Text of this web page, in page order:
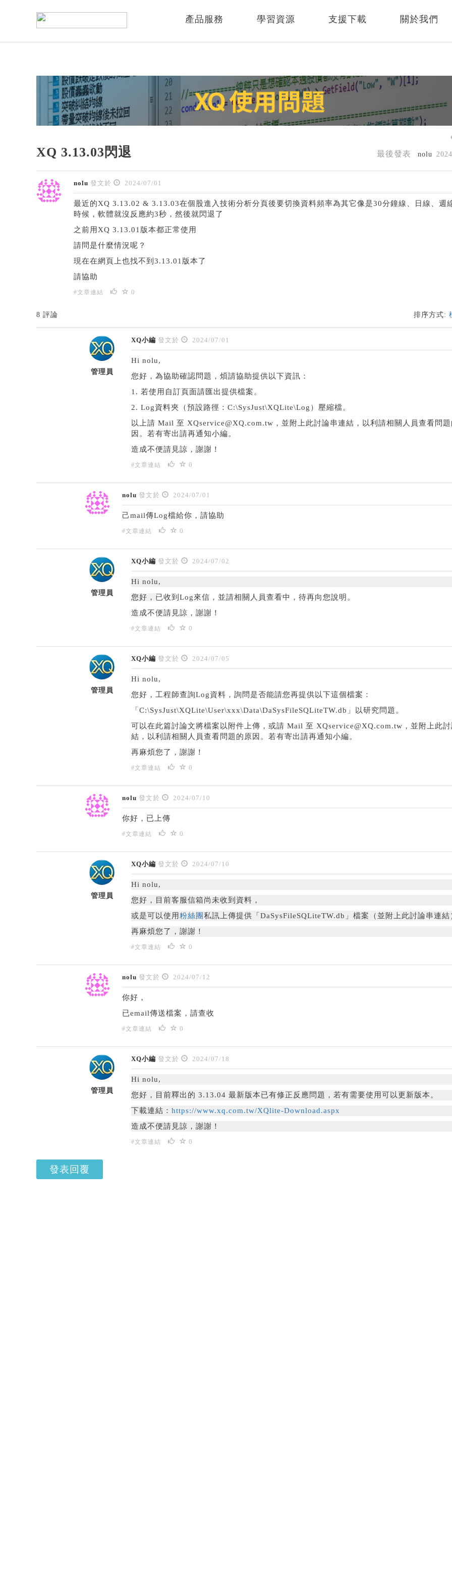
產品服務 學習資源 支援下載 關於我們
XQ 3.13.03閃退 最後發表 nolu
nolu 發文於 2024/07/01
最近的XQ 3.13.02 & 3.13.03在個股進入技術分析分頁後要切換資料頻率為其它像是30分鐘線、日線、週
時候，軟體就沒反應約3秒，然後就閃退了
之前用XQ 3.13.01版本都正常使用
請問是什麼情況呢？
現在在網頁上也找不到3.13.01版本了
請協助
#文章連結 0
8 評論 排序方式:
管理員
XQ小編 發文於 2024/07/01
Hi nolu,
您好，為協助確認問題，煩請協助提供以下資訊：
1. 若使用自訂頁面請匯出提供檔案。
2. Log資料夾（預設路徑：C:\SysJust\XQLite\Log）壓縮檔。
以上請 Mail 至 XQservice@XQ.com.tw，並附上此討論串連結，以利請相關人員查看問
因。若有寄出請再通知小編。
造成不便請見諒，謝謝！
#文章連結 0
nolu 發文於 2024/07/01
己mail傳Log檔給你，請協助
#文章連結 0
管理員
XQ小編 發文於 2024/07/02
Hi nolu,
您好， 已收到Log來信，並請相關人員查看中，待再向您說明。
造成不便請見諒，謝謝！
#文章連結 0
管理員
XQ小編 發文於 2024/07/05
Hi nolu,
您好，工程師查詢Log資料，詢問是否能請您再提供以下這個檔案：
「C:\SysJust\XQLite\User\xxx\Data\DaSysFileSQLiteTW.db」以研究問題。
可以在此篇討論文將檔案以附件上傳，或請 Mail 至 XQservice@XQ.com.tw，並附上此
結，以利請相關人員查看問題的原因。若有寄出請再通知小編。
再麻煩您了，謝謝！
#文章連結 0
nolu 發文於 2024/07/10
你好，已上傳
#文章連結 0
管理員
XQ小編 發文於 2024/07/10
Hi nolu,
您好，目前客服信箱尚未收到資料，
或是可以使用粉絲團私訊上傳提供「DaSysFileSQLiteTW.db」檔案（並附上此討論串連結
再麻煩您了，謝謝！
#文章連結 0
nolu 發文於 2024/07/12
你好，
已email傳送檔案，請查收
#文章連結 0
管理員
XQ小編 發文於 2024/07/18
Hi nolu,
您好，
目前釋出的 3.13.04 最新版本已有修正反應問題，若有需要使用可以更新版本。
下載連結：https://www.xq.com.tw/XQlite-Download.aspx
造成不便請見諒，謝謝！
#文章連結 0
發表回覆